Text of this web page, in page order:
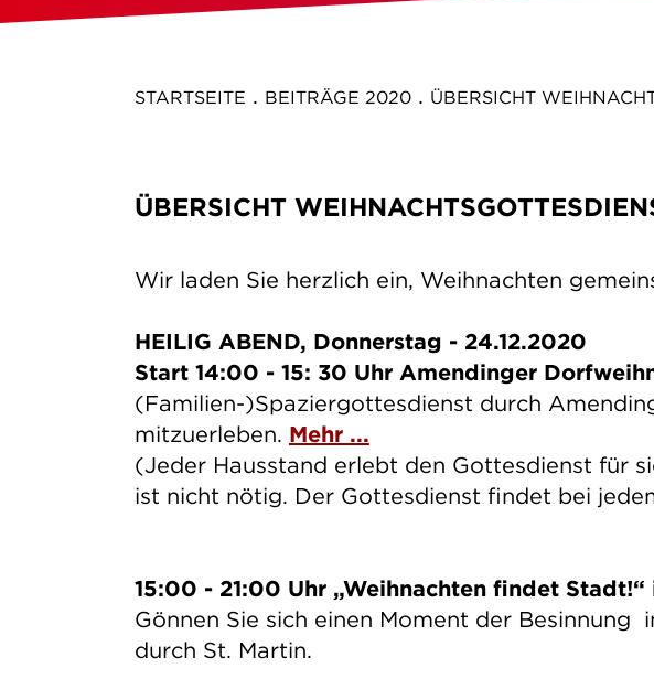
STARTSEITE . BEITRÄGE 2020. ÜBERSICHT
ÜBERSICHT
Wir laden Sie herzlich ein, Weihnachten
HEILIG ABEND, Donnerstag - 24.12.2020
Start 14:00 - 15: 30 Uhr Amendinger
(Familien-)Spaziergottesdienst durch
mitzuerleben. Mehr ...
(Jeder Hausstand erlebt den Gottesdienst für
ist nicht nötig. Der Gottesdienst findet bei
15:00 - 21:00 Uhr „Weihnachten findet Stadt!“
Gönnen Sie sich einen Moment der
durch St. Martin.